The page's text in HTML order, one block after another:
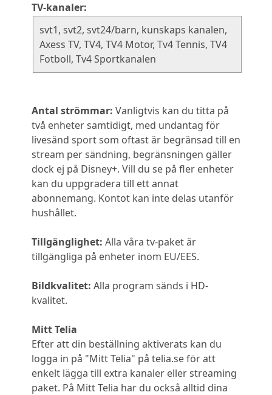
TV-kanaler:
svt1, svt2, svt24/barn, kunskaps kanalen,
Axess TV, TV4, TV4 Motor, Tv4 Tennis, TV4
Fotboll, Tv4 Sportkanalen
Antal strömmar: Vanligtvis kan du titta på
två enheter samtidigt, med undantag för
livesänd sport som oftast är begränsad till en
stream per sändning, begränsningen gäller
dock ej på Disney+. Vill du se på fler enheter
kan du uppgradera till ett annat
abonnemang. Kontot kan inte delas utanför
hushållet.
Tillgänglighet: Alla våra tv-paket är
tillgängliga på enheter inom EU/EES.
Bildkvalitet: Alla program sänds i HD-
kvalitet.
Mitt Telia
Efter att din beställning aktiverats kan du
logga in på "Mitt Telia" på telia.se för att
enkelt lägga till extra kanaler eller streaming
paket. På Mitt Telia har du också alltid dina